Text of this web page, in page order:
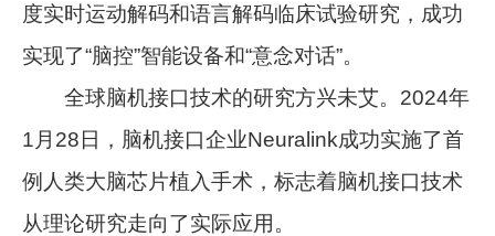
度实时运动解码和语言解码临床试验研究，成功
实现了“脑控”智能设备和“意念对话”。
全球脑机接口技术的研究方兴未艾。2024年
1月28日，脑机接口企业Neuralink成功实施了首
例人类大脑芯片植入手术，标志着脑机接口技术
从理论研究走向了实际应用。